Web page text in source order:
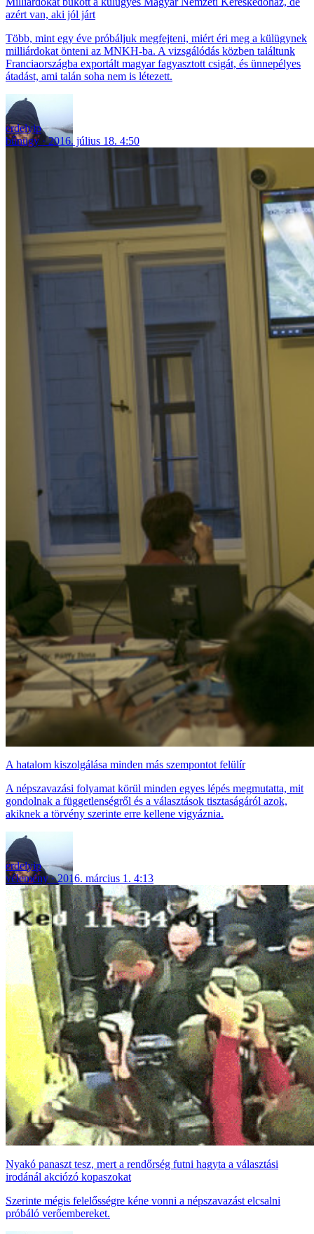
azért van, aki jól járt
Több, mint egy éve próbáljuk megfejteni, miért éri meg a külügynek
milliárdokat önteni az MNKH-ba. A vizsgálódás közben találtunk
Franciaországba exportált magyar fagyasztott csigát, és ünnepélyes
átadást, ami talán soha nem is létezett.
erdelyip
bűnügy
2016. július 18. 4:50
A hatalom kiszolgálása minden más szempontot felülír
A népszavazási folyamat körül minden egyes lépés megmutatta, mit
gondolnak a függetlenségről és a választások tisztaságáról azok,
akiknek a törvény szerinte erre kellene vigyáznia.
erdelyip
vélemény
2016. március 1. 4:13
Nyakó panaszt tesz, mert a rendőrség futni hagyta a választási
irodánál akciózó kopaszokat
Szerinte mégis felelősségre kéne vonni a népszavazást elcsalni
próbáló verőembereket.